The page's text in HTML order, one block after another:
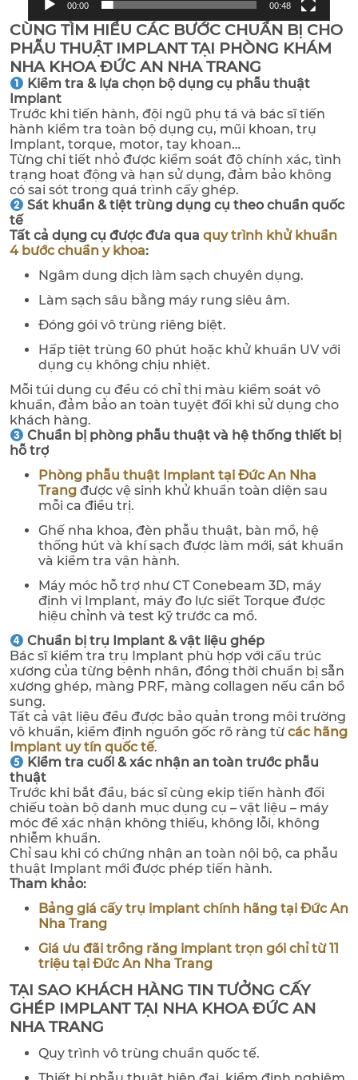
00:00 00:48
CÙNG TÌM HIỂU CÁC BƯỚC CHUẨN BỊ CHO
PHẪU THUẬT IMPLANT TẠI PHÒNG KHÁM
NHA KHOA ĐỨC AN NHA TRANG
Kiểm tra & lựa chọn bộ dụng cụ phẫu thuật
Implant
Trước khi tiến hành, đội ngũ phụ tá và bác sĩ tiến
hành kiểm tra toàn bộ dụng cụ, mũi khoan, trụ
Implant, torque, motor, tay khoan…
Từng chi tiết nhỏ được kiểm soát độ chính xác, tình
trạng hoạt động và hạn sử dụng, đảm bảo không
có sai sót trong quá trình cấy ghép.
Sát khuẩn & tiệt trùng dụng cụ theo chuẩn quốc
tế
Tất cả dụng cụ được đưa qua quy trình khử khuẩn
4 bước chuẩn y khoa:
Ngâm dung dịch làm sạch chuyên dụng.
Làm sạch sâu bằng máy rung siêu âm.
Đóng gói vô trùng riêng biệt.
Hấp tiệt trùng 60 phút hoặc khử khuẩn UV với
dụng cụ không chịu nhiệt.
Mỗi túi dụng cụ đều có chỉ thị màu kiểm soát vô
khuẩn, đảm bảo an toàn tuyệt đối khi sử dụng cho
khách hàng.
Chuẩn bị phòng phẫu thuật và hệ thống thiết bị
hỗ trợ
Phòng phẫu thuật Implant tại Đức An Nha
Trang được vệ sinh khử khuẩn toàn diện sau
mỗi ca điều trị.
Ghế nha khoa, đèn phẫu thuật, bàn mổ, hệ
thống hút và khí sạch được làm mới, sát khuẩn
và kiểm tra vận hành.
Máy móc hỗ trợ như CT Conebeam 3D, máy
định vị Implant, máy đo lực siết Torque được
hiệu chỉnh và test kỹ trước ca mổ.
Chuẩn bị trụ Implant & vật liệu ghép
Bác sĩ kiểm tra trụ Implant phù hợp với cấu trúc
xương của từng bệnh nhân, đồng thời chuẩn bị sẵn
xương ghép, màng PRF, màng collagen nếu cần bổ
sung.
Tất cả vật liệu đều được bảo quản trong môi trường
vô khuẩn, kiểm định nguồn gốc rõ ràng từ các hãng
Implant uy tín quốc tế.
Kiểm tra cuối & xác nhận an toàn trước phẫu
thuật
Trước khi bắt đầu, bác sĩ cùng ekip tiến hành đối
chiếu toàn bộ danh mục dụng cụ – vật liệu – máy
móc để xác nhận không thiếu, không lỗi, không
nhiễm khuẩn.
Chỉ sau khi có chứng nhận an toàn nội bộ, ca phẫu
thuật Implant mới được phép tiến hành.
Tham khảo:
Bảng giá cấy trụ implant chính hãng tại Đức An
Nha Trang
Giá ưu đãi trồng răng implant trọn gói chỉ từ 11
triệu tại Đức An Nha Trang
TẠI SAO KHÁCH HÀNG TIN TƯỞNG CẤY
GHÉP IMPLANT TẠI NHA KHOA ĐỨC AN
NHA TRANG
Quy trình vô trùng chuẩn quốc tế.